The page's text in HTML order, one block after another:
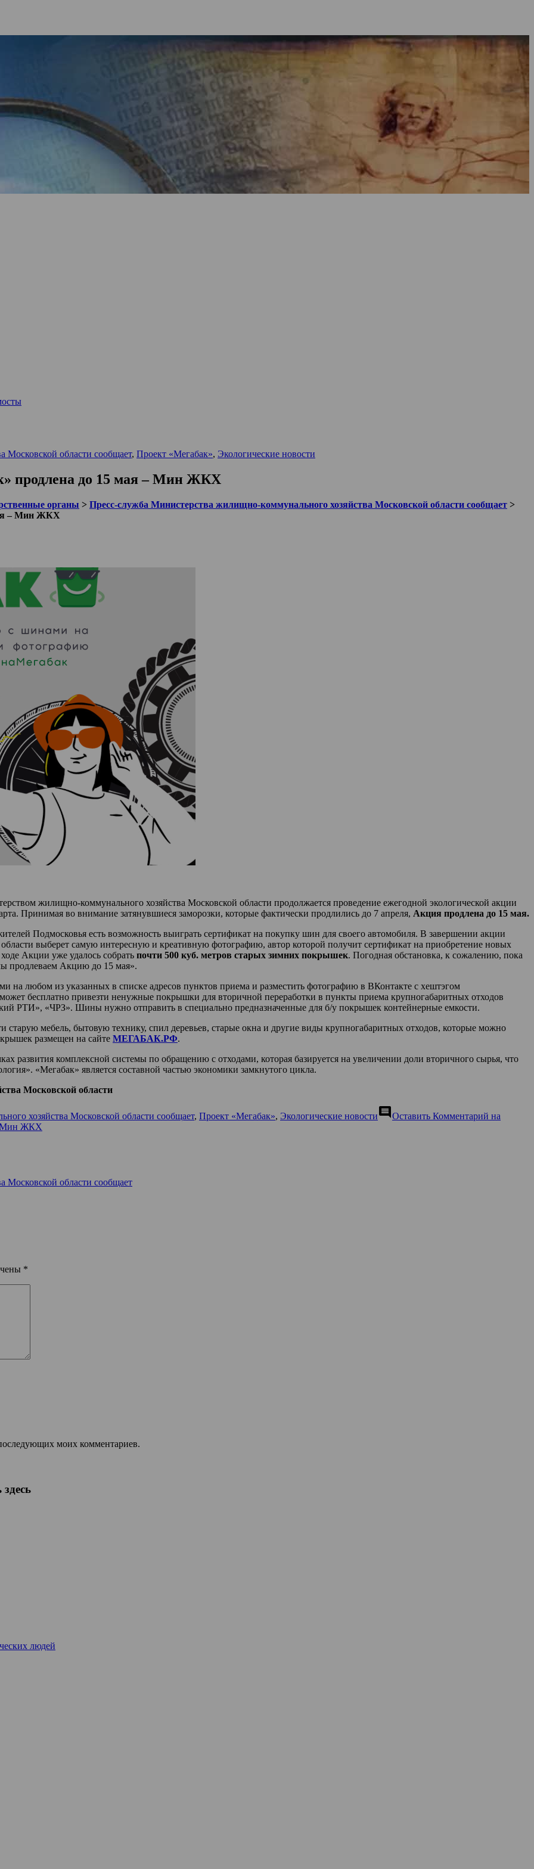
Московской области сообщает, Проект «Мегабак», Экологические новости
продлена до 15 мая – Мин ЖКХ
органы > Пресс-служба Министерства жилищно-коммунального хозяйства Московской области сообщает >
– Мин ЖКХ
жилищно-коммунального хозяйства Московской области продолжается проведение ежегодной экологической акции
Принимая во внимание затянувшиеся заморозки, которые фактически продлились до 7 апреля, Акция продлена до 15 мая.
Подмосковья есть возможность выиграть сертификат на покупку шин для своего автомобиля. В завершении акции
выберет самую интересную и креативную фотографию, автор которой получит сертификат на приобретение новых
Акции уже удалось собрать почти 500 куб. метров старых зимних покрышек. Погодная обстановка, к сожалению, пока
продлеваем Акцию до 15 мая».
на любом из указанных в списке адресов пунктов приема и разместить фотографию в ВКонтакте с хештэгом
бесплатно привезти ненужные покрышки для вторичной переработки в пункты приема крупногабаритных отходов
РТИ», «ЧРЗ». Шины нужно отправить в специально предназначенные для б/у покрышек контейнерные емкости.
мебель, бытовую технику, спил деревьев, старые окна и другие виды крупногабаритных отходов, которые можно
размещен на сайте МЕГАБАК.РФ.
развития комплексной системы по обращению с отходами, которая базируется на увеличении доли вторичного сырья, что
«Мегабак» является составной частью экономики замкнутого цикла.
Московской области
хозяйства Московской области сообщает, Проект «Мегабак», Экологические новостиcomment Оставить Комментарий на
Мин ЖКХ
Московской области сообщает
*
моих комментариев.
людей